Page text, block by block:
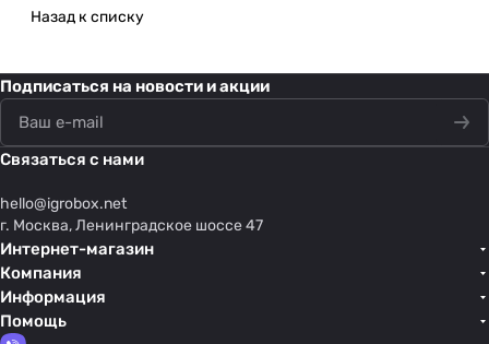
Назад к списку
Подписаться на новости и акции
Связаться с нами
hello@igrobox.net
г. Москва, Ленинградское шоссе 47
Интернет-магазин
Компания
Информация
Помощь